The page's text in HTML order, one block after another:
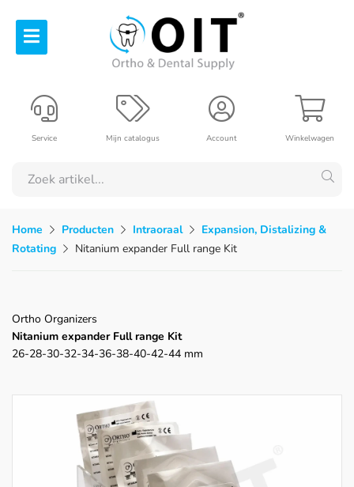
Winkelwagen
Account
Mijn catalogus
Service
Home Producten Intraoraal
Expansion, Distalizing &
Rotating
Nitanium expander Full range Kit
Ortho Organizers
Nitanium expander Full range Kit
26-28-30-32-34-36-38-40-42-44 mm